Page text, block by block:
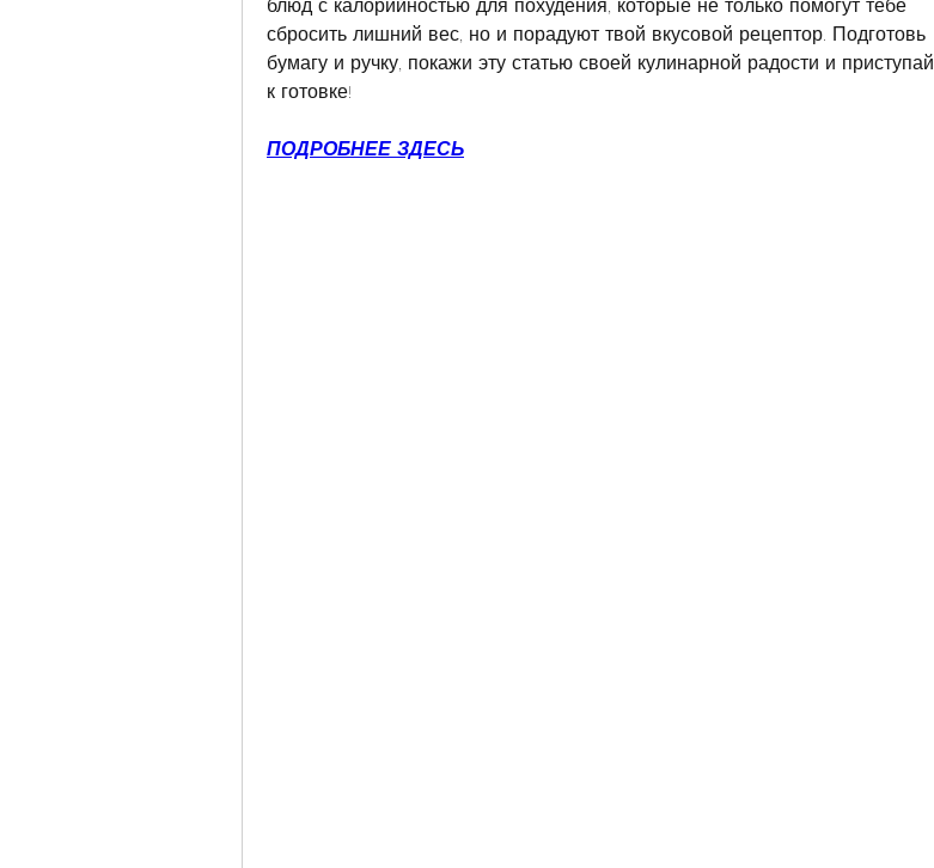
блюд с калорийностью для похудения, которые не только помогут тебе
сбросить лишний вес, но и порадуют твой вкусовой рецептор. Подготовь
бумагу и ручку, покажи эту статью своей кулинарной радости и приступай
к готовке!
ПОДРОБНЕЕ ЗДЕСЬ